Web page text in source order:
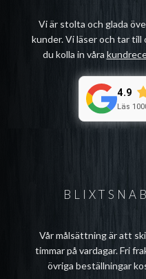
Vår målsättning är att
timmar på vardagar. Fri
övriga beställningar
Vi är stolta och glada
kunder. Vi läser och tar till
du kolla in våra
4.9
Läs